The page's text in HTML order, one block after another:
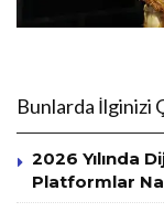
Bunlarda İlginizi
2026 Yılında
Platformlar